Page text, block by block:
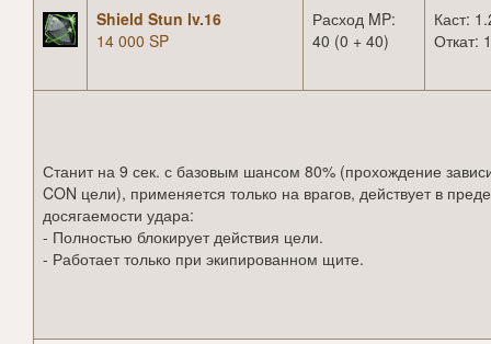
Shield Stun lv.16
14 000 SP
Расход MP:
40 (0 + 40)
Каст:
Откат:
Станит на 9 сек. с базовым шансом 80% (прохождение
CON цели), применяется только на врагов, действует в
досягаемости удара:
- Полностью блокирует действия цели.
- Работает только при экипированном щите.